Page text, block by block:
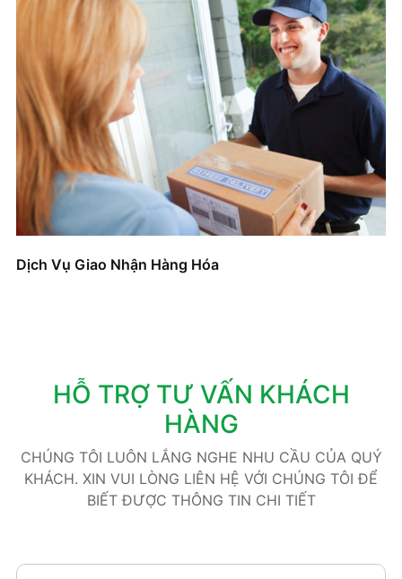
Dịch Vụ Giao Nhận Hàng Hóa
HỖ TRỢ TƯ VẤN KHÁCH
HÀNG
CHÚNG TÔI LUÔN LẮNG NGHE NHU CẦU CỦA QUÝ
KHÁCH. XIN VUI LÒNG LIÊN HỆ VỚI CHÚNG TÔI ĐỂ
BIẾT ĐƯỢC THÔNG TIN CHI TIẾT